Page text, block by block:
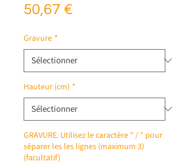
50,67 €
Gravure *
Hauteur (cm) *
GRAVURE. Utilisez le caractère " / " pour
séparer les les lignes (maximum 3)
(facultatif)